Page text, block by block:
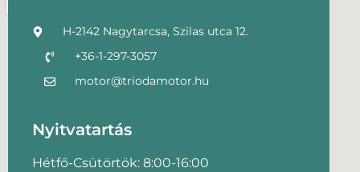
H-2142 Nagytarcsa, Szilas utca 12.
+36-1-297-3057
motor@triodamotor.hu
Nyitvatartás
Hétfő-Csütörtök: 8:00-16:00